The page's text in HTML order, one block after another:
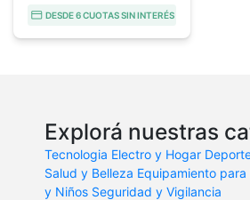
DESDE 6 CUOTAS SIN INTERÉS
Explorá nuestras
Tecnologia Electro y Hogar
Salud y Belleza Equipamiento para
y Niños Seguridad y Vigilancia